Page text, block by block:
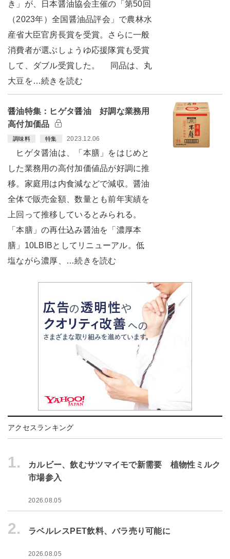
き」が、日本醤油協会主催の「第50回
（2023年）全国醤油品評会」で農林水
産省大臣官房長賞を受賞。さらに一般
消費者が選ぶしょうゆ応援隊賞も受賞
して、ダブル受賞した。 同品は、丸
大豆を…続きを読む
醤油特集：ヒゲタ醤油 好調な業務用
高付加価品
調味料 特集 2023.12.06
ヒゲタ醤油は、「本膳」をはじめと
した業務用の高付加価値品が好調に推
移。家庭用は内食減などで減収。醤油
全体で販売金額、数量とも前年実績を
上回って推移しているとみられる。
「本膳」の再仕込み醤油を「濃厚本
膳」10LBIBとしてリニューアル。低
塩ながら濃厚、…続きを読む
アクセスランキング
1.
カルビー、飲むサツマイモで新需要 植物性ミルク
市場参入
2026.08.05
2. ラベルレスPET飲料、バラ売り可能に
2026.08.05